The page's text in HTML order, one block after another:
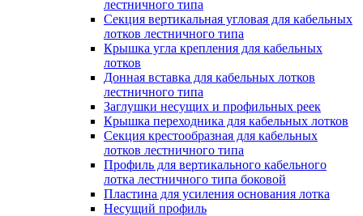
лестничного типа
Секция вертикальная угловая для кабельных
лотков лестничного типа
Крышка угла крепления для кабельных
лотков
Донная вставка для кабельных лотков
лестничного типа
Заглушки несущих и профильных реек
Крышка переходника для кабельных лотков
Секция крестообразная для кабельных
лотков лестничного типа
Профиль для вертикального кабельного
лотка лестничного типа боковой
Пластина для усиления основания лотка
Несущий профиль